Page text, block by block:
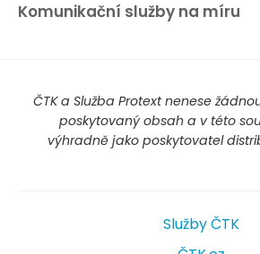
Komunikační služby na míru
ČTK a Služba Protext nenese
poskytovaný obsah a v této
výhradně jako poskytovatel
Služby ČTK